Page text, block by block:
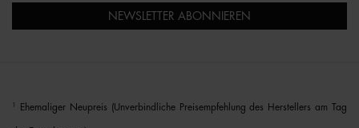
NEWSLETTER ABONNIEREN
Ehemaliger Neupreis (Unverbindliche Preisempfehlung des Herstellers am Tag